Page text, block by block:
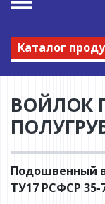
Каталог
ВОЙЛОК
Подошвенный
ТУ17 РСФСР 35-